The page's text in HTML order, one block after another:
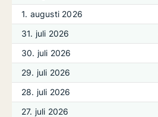
1. augusti 2026
31. juli 2026
30. juli 2026
29. juli 2026
28. juli 2026
27. juli 2026